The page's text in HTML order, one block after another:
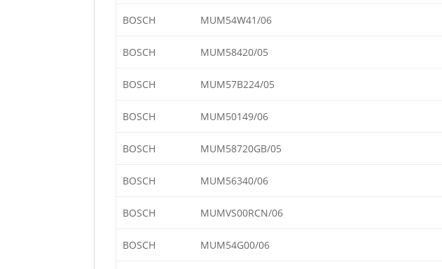
BOSCH MUM54W41/06
BOSCH MUM58420/05
BOSCH MUM57B224/05
BOSCH MUM50149/06
BOSCH MUM58720GB/05
BOSCH MUM56340/06
BOSCH MUMVS00RCN/06
BOSCH MUM54G00/06